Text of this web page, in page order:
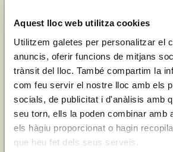
Aquest lloc web utilitza cookies
Utilitzem galetes per personalitzar el
anuncis, oferir funcions de mitjans
trànsit del lloc. També compartim la
com feu servir el nostre lloc amb els
socials, de publicitat i d'anàlisis amb
seu torn, ells la poden combinar amb
els hàgiu proporcionat o hagin
que heu fet dels seus serveis.
seus fills. Passat un temps, van vindre
Veneçuela, i fins i tot li enviaven cartes
continuar treballant, però la seua mare
més Dolors volia estar amb els seus
decisió molt difícil perquè allí era molt
més activitat professional. En pocs
en la primera directora i professora de
l’Institut de Música de Xàbia, institució